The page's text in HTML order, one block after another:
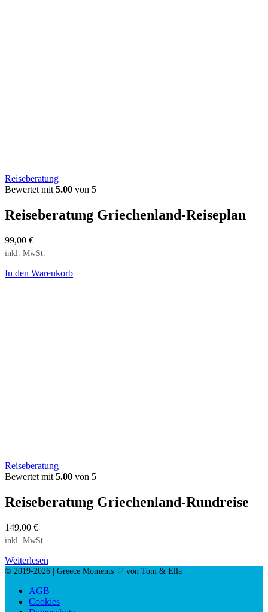
Reiseberatung
Bewertet mit 5.00 von 5
Reiseberatung Griechenland-Reiseplan
99,00 €
inkl. MwSt.
In den Warenkorb
Reiseberatung
Bewertet mit 5.00 von 5
Reiseberatung Griechenland-Rundreise
149,00 €
inkl. MwSt.
Weiterlesen
© 2019-2026 | Greece Moments ♡ von Tom & Ella
AGB
Cookies